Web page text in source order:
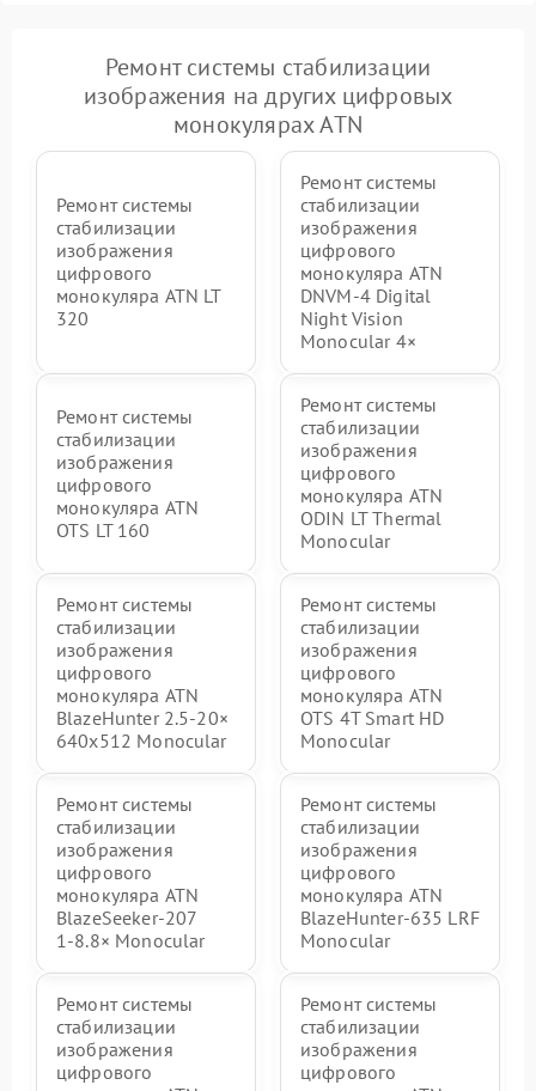
Ремонт системы стабилизации
изображения на других цифровых
монокулярах ATN
Ремонт системы
стабилизации
изображения
цифрового
монокуляра ATN LT
320
Ремонт системы
стабилизации
изображения
цифрового
монокуляра ATN
DNVM-4 Digital
Night Vision
Monocular 4×
Ремонт системы
стабилизации
изображения
цифрового
монокуляра ATN
OTS LT 160
Ремонт системы
стабилизации
изображения
цифрового
монокуляра ATN
ODIN LT Thermal
Monocular
Ремонт системы
стабилизации
изображения
цифрового
монокуляра ATN
BlazeHunter 2.5‑20×
640x512 Monocular
Ремонт системы
стабилизации
изображения
цифрового
монокуляра ATN
OTS 4T Smart HD
Monocular
Ремонт системы
стабилизации
изображения
цифрового
монокуляра ATN
BlazeSeeker‑207
1‑8.8× Monocular
Ремонт системы
стабилизации
изображения
цифрового
монокуляра ATN
BlazeHunter‑635 LRF
Monocular
Ремонт системы
стабилизации
изображения
цифрового
Ремонт системы
стабилизации
изображения
цифрового